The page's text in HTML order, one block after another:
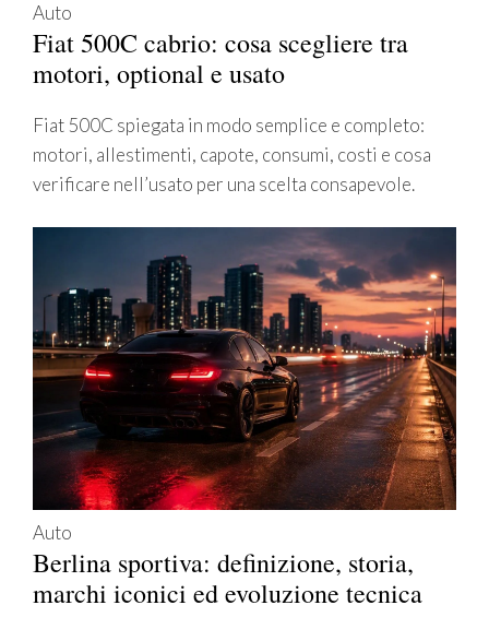
Auto
Fiat 500C cabrio: cosa scegliere tra
motori, optional e usato
Fiat 500C spiegata in modo semplice e completo:
motori, allestimenti, capote, consumi, costi e cosa
verificare nell’usato per una scelta consapevole.
Auto
Berlina sportiva: definizione, storia,
marchi iconici ed evoluzione tecnica